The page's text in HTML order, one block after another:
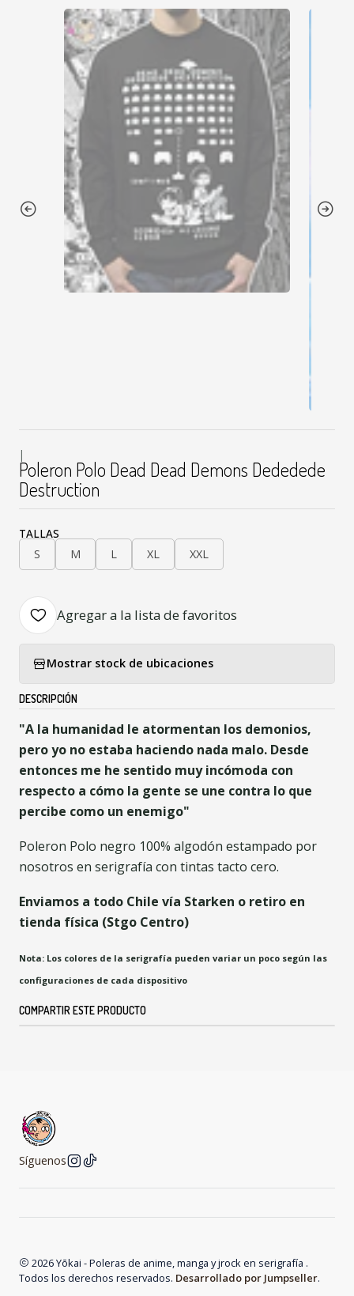
|
Poleron Polo Dead Dead Demons Dededede
Destruction
TALLAS
S
M L XL XXL
Agregar a la lista de favoritos
Mostrar stock de ubicaciones
DESCRIPCIÓN
"A la humanidad le atormentan los demonios,
pero yo no estaba haciendo nada malo. Desde
entonces me he sentido muy incómoda con
respecto a cómo la gente se une contra lo que
percibe como un enemigo"
Poleron Polo negro 100% algodón estampado por
nosotros en serigrafía con tintas tacto cero.
Enviamos a todo Chile vía Starken o retiro en
tienda física (Stgo Centro)
Nota: Los colores de la serigrafía pueden variar un poco según las
configuraciones de cada dispositivo
COMPARTIR ESTE PRODUCTO
Síguenos
2026 Yōkai - Poleras de anime, manga y jrock en serigrafía .
Todos los derechos reservados. Desarrollado por Jumpseller.